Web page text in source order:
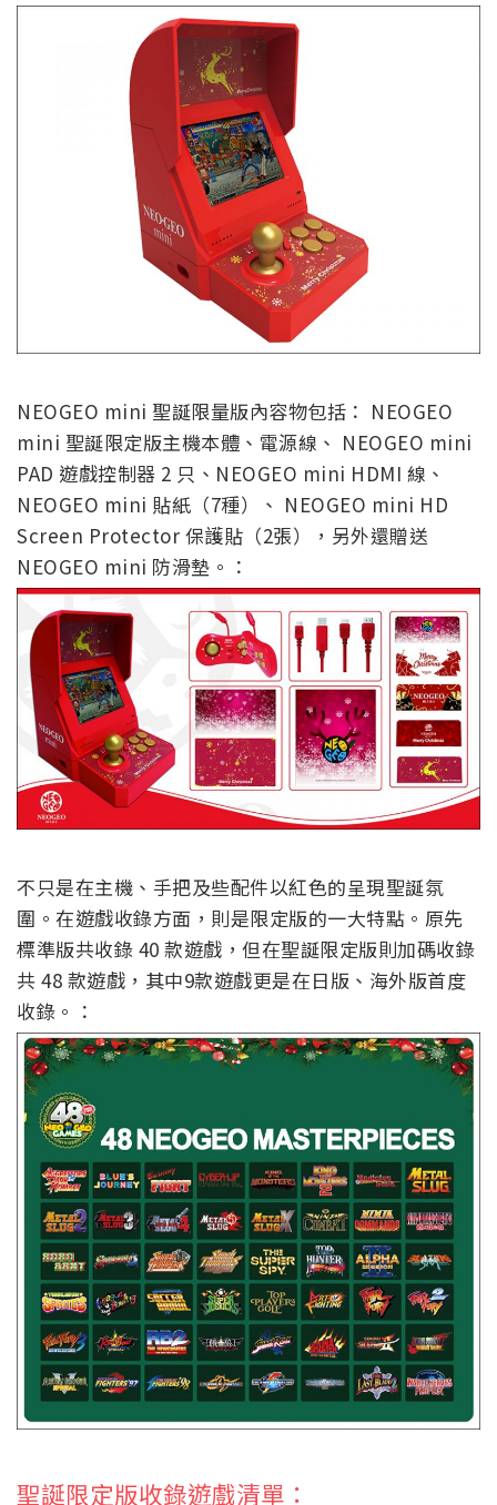
NEOGEO mini 聖誕限量版內容物包括： NEOGEO
mini 聖誕限定版主機本體、電源線、 NEOGEO mini
PAD 遊戲控制器 2 只、NEOGEO mini HDMI 線、
NEOGEO mini 貼紙（7種）、 NEOGEO mini HD
Screen Protector 保護貼（2張），另外還贈送
NEOGEO mini 防滑墊。：
不只是在主機、手把及些配件以紅色的呈現聖誕氛
圍。在遊戲收錄方面，則是限定版的一大特點。原先
標準版共收錄 40 款遊戲，但在聖誕限定版則加碼收錄
共 48 款遊戲，其中9款遊戲更是在日版、海外版首度
收錄。：
聖誕限定版收錄遊戲清單：